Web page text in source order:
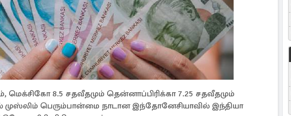
மெக்சிகோ 8.5 சதவீதமும் தென்னாப்பிரிக்கா 7.25 சதவீதமும்
பெரும்பான்மை நாடான இந்தோனேசியாவில் இந்தியா